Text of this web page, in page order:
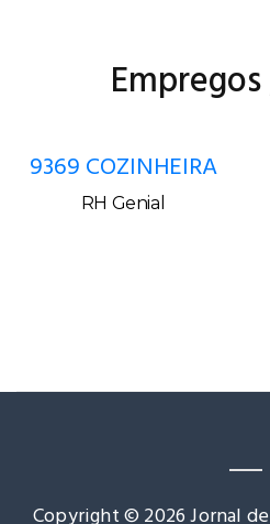
9369 COZINHEIRA
RH Genial
Copyright © 2026 Jornal